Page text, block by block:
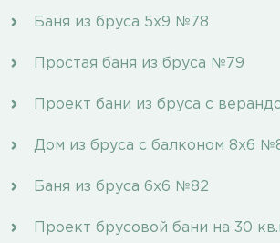
Баня из бруса 5х9 №78
Простая баня из бруса №79
Проект бани из бруса с
Дом из бруса с балконом 8х6
Баня из бруса 6х6 №82
Проект брусовой бани на 30